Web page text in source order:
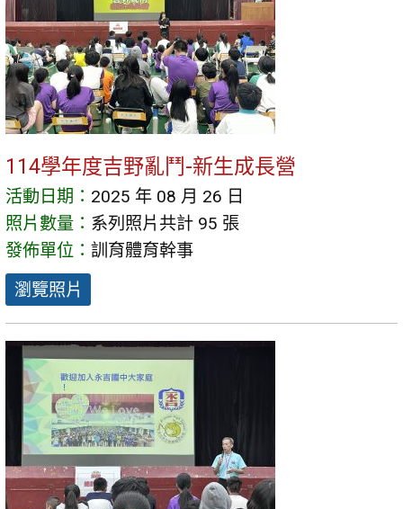
114學年度吉野亂鬥-新生成長營
活動日期： 2025 年 08 月 26 日
照片數量： 系列照片共計 95 張
發佈單位： 訓育體育幹事
瀏覽照片